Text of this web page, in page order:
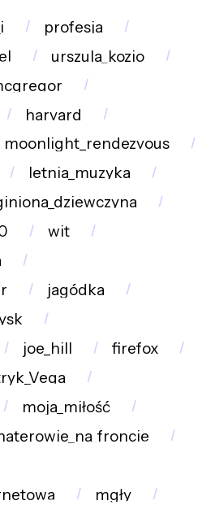
profesja
urszula_kozio
harvard
moonlight_rendezvous
letnia_muzyka
wit
jagódka
joe_hill
firefox
moja_miłość
mgły